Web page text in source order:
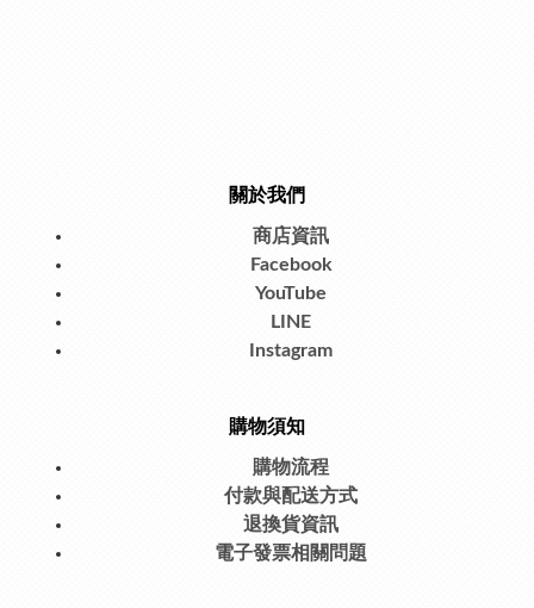
關於我們
商店資訊
Facebook
YouTube
LINE
Instagram
購物須知
購物流程
付款與配送方式
退換貨資訊
電子發票相關問題